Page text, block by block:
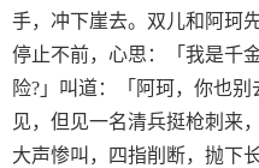
手，冲下崖去。双儿和阿珂
停止不前，心思：「我是千
险?」叫道：「阿珂，你也
见，但见一名清兵挺枪刺来
大声惨叫，四指削断，抛下